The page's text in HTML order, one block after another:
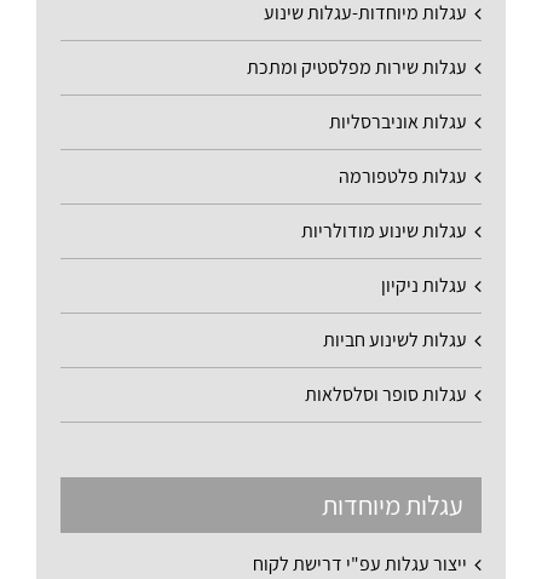
עגלות מיוחדות-עגלות שינוע
עגלות שירות מפלסטיק ומתכת
עגלות אוניברסליות
עגלות פלטפורמה
עגלות שינוע מודולריות
עגלות ניקיון
עגלות לשינוע חביות
עגלות סופר וסלסלאות
עגלות מיוחדות
ייצור עגלות עפ"י דרישת לקוח